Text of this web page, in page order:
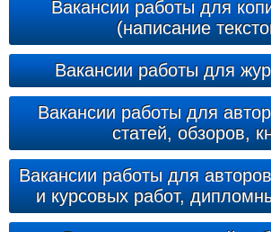
Вакансии работы для
(написание
Вакансии работы для
Вакансии работы для
статей, обзоров,
Вакансии работы для
и курсовых работ,